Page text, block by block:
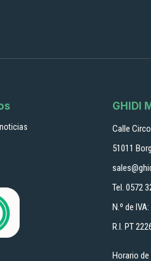
GHIDI
Calle
51011
Tel. 0572
N.º de
R.I. PT
Horario de